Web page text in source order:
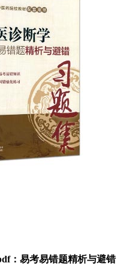
：易考易错题精析与避错